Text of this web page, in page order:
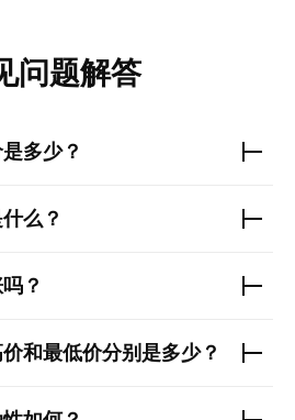
问题解答
多少？
么？
？
和最低价分别是多少？